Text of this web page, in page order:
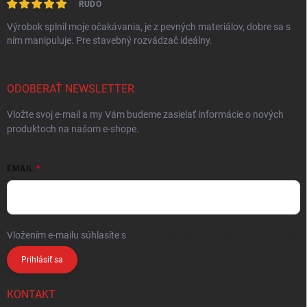
RUDO
Výrobok splnil moje očakávania, je z pevných materiálov, dobre sa s
ním manipuluje. Pre stavebný rozvádzač ideálny.
ODOBERAŤ NEWSLETTER
Vložte svoj e-mail a my Vám budeme zasielať informácie o nových
produktoch na našom e-shope.
EMAIL
Vložením e-mailu súhlasíte s
Prihlásiť sa
KONTAKT